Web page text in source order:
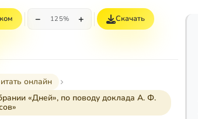
− 125% + Скачать
онлайн
«Дней», по поводу доклада А. Ф.